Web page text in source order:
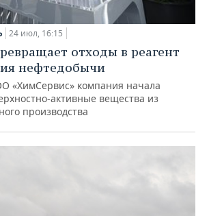
24 июл, 16:15
отходы в реагент
нефтедобычи
«ХимСервис» компания начала
активные вещества из
производства